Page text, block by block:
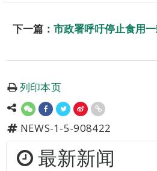
下一篇： 市政署呼吁停止食用
列印本页
NEWS-1-5-908422
最新新闻